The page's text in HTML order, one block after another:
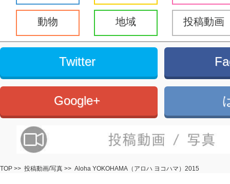
動物 地域 投稿動画
Twitter
Google+
TOP >> 投稿動画/写真 >> Aloha YOKOHAMA（アロハ ヨコハマ）2015